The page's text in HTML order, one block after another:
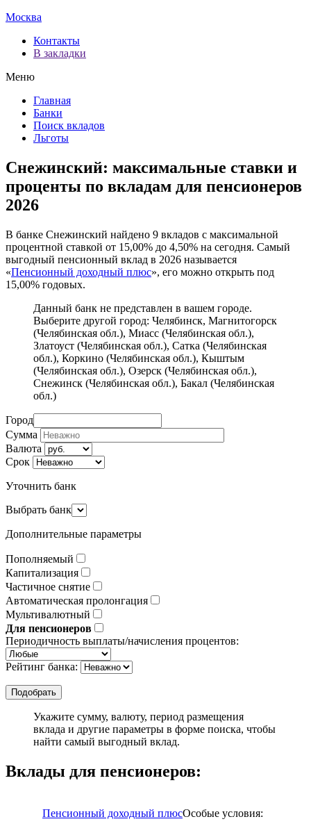
Москва
Контакты
В закладки
Меню
Главная
Банки
Поиск вкладов
Льготы
Снежинский: максимальные ставки и
проценты по вкладам для пенсионеров
2026
В банке Снежинский найдено 9 вкладов с максимальной
процентной ставкой от 15,00% до 4,50% на сегодня. Самый
выгодный пенсионный вклад в 2026 называется
«Пенсионный доходный плюс», его можно открыть под
15,00% годовых.
Данный банк не представлен в вашем городе.
Выберите другой город: Челябинск, Магнитогорск
(Челябинская обл.), Миасс (Челябинская обл.),
Златоуст (Челябинская обл.), Сатка (Челябинская
обл.), Коркино (Челябинская обл.), Кыштым
(Челябинская обл.), Озерск (Челябинская обл.),
Снежинск (Челябинская обл.), Бакал (Челябинская
обл.)
Город
Сумма
Валюта
Срок
Уточнить банк
Выбрать банк
Дополнительные параметры
Пополняемый
Капитализация
Частичное снятие
Автоматическая пролонгация
Мультивалютный
Для пенсионеров
Периодичность выплаты/начисления процентов:
Рейтинг банка:
Укажите сумму, валюту, период размещения
вклада и другие параметры в форме поиска, чтобы
найти самый выгодный вклад.
Вклады для пенсионеров:
Пенсионный доходный плюсОсобые условия: